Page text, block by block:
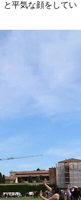
と平気な顔をしてい